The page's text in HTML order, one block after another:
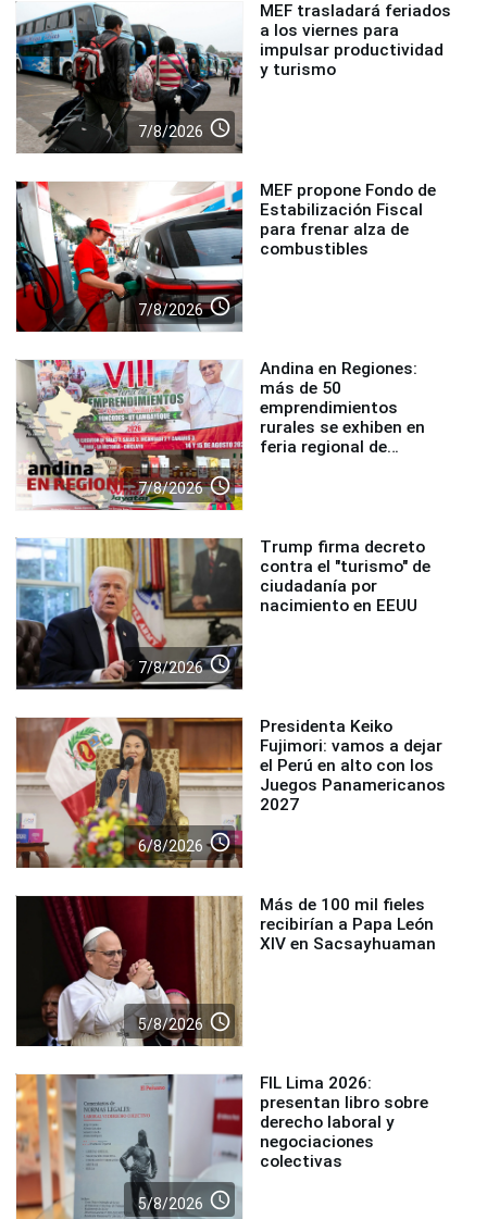
7/8/2026 access_time
MEF trasladará feriados
a los viernes para
impulsar productividad
y turismo
7/8/2026 access_time
MEF propone Fondo de
Estabilización Fiscal
para frenar alza de
combustibles
7/8/2026 access_time
Andina en Regiones:
más de 50
emprendimientos
rurales se exhiben en
feria regional de
7/8/2026 access_time
Trump firma decreto
contra el "turismo" de
ciudadanía por
nacimiento en EEUU
6/8/2026 access_time
Presidenta Keiko
Fujimori: vamos a dejar
el Perú en alto con los
Juegos Panamericanos
2027
5/8/2026 access_time
Más de 100 mil fieles
recibirían a Papa León
XIV en Sacsayhuaman
5/8/2026 access_time
FIL Lima 2026:
presentan libro sobre
derecho laboral y
negociaciones
colectivas